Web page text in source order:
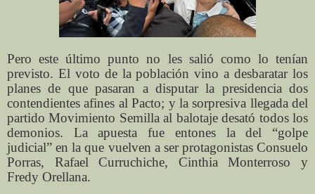
Pero este último punto no les salió como lo tenían
previsto. El voto de la población vino a desbaratar los
planes de que pasaran a disputar la presidencia dos
contendientes afines al Pacto; y la sorpresiva llegada del
partido Movimiento Semilla al balotaje desató todos los
demonios. La apuesta fue entones la del “golpe
judicial” en la que vuelven a ser protagonistas Consuelo
Porras, Rafael Curruchiche, Cinthia Monterroso y
Fredy Orellana.